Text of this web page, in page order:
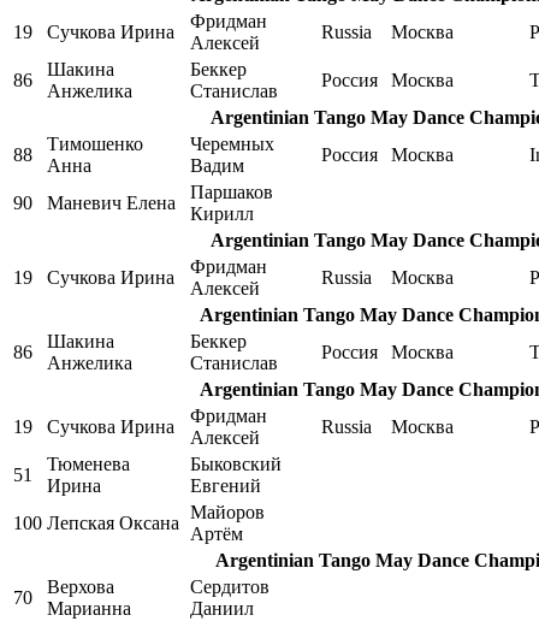
19
Сучкова Ирина
Фридман
Алексей
Russia Москва
86
Шакина
Анжелика
Беккер
Станислав
Россия Москва
Argentinian Tango May Dance
88
Тимошенко
Анна
Черемных
Вадим
Россия Москва
90 Маневич Елена
Паршаков
Кирилл
Argentinian Tango May Dance
19
Сучкова Ирина
Фридман
Алексей
Russia Москва
Argentinian Tango May Dance
86
Шакина
Анжелика
Беккер
Станислав
Россия Москва
Argentinian Tango May Dance
19
Сучкова Ирина
Фридман
Алексей
Russia Москва
51
Тюменева
Ирина
Быковский
Евгений
100 Лепская Оксана
Майоров
Артём
Argentinian Tango May Dance
70
Верхова
Марианна
Сердитов
Даниил